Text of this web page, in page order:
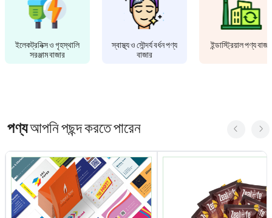
ইলেকট্রনিক্স ও গৃহস্থালি
সরঞ্জাম বাজার
স্বাস্থ্য ও সৌন্দর্য বর্ধন পণ্য
বাজার
ইন্ডাস্ট্রিয়াল পণ্য
পণ্যআপনি পছন্দ করতে পারেন